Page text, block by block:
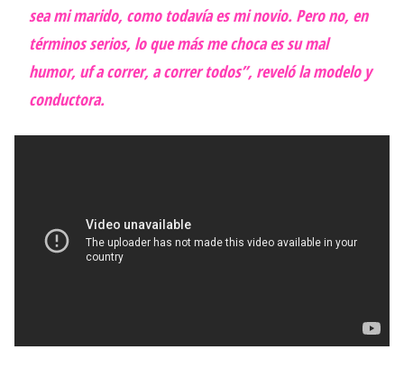
sea mi marido, como todavía es mi novio. Pero no, en
términos serios, lo que más me choca es su mal
humor, uf a correr, a correr todos”, reveló la modelo y
conductora.